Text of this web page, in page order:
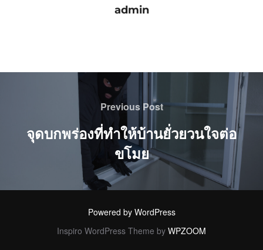
admin
Previous
Previous Post
จุดบกพร่องที่ทำให้บ้านยั่วยวนใจต่อ
ขโมย
Powered by WordPress
Inspiro WordPress Theme by WPZOOM